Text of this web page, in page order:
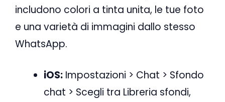
includono colori a tinta unita, le tue foto
e una varietà di immagini dallo stesso
WhatsApp.
​​iOS: Impostazioni > Chat > ​​Sfondo
chat > Scegli tra Libreria sfondi,